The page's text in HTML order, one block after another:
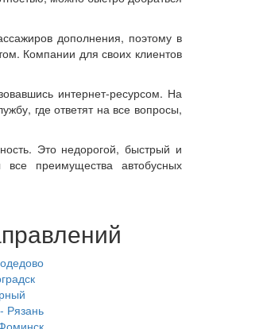
дополнения, поэтому в
Компании для своих клиентов
интернет-ресурсом. На
где ответят на все вопросы,
Это недорогой, быстрый и
преимущества автобусных
Рязань